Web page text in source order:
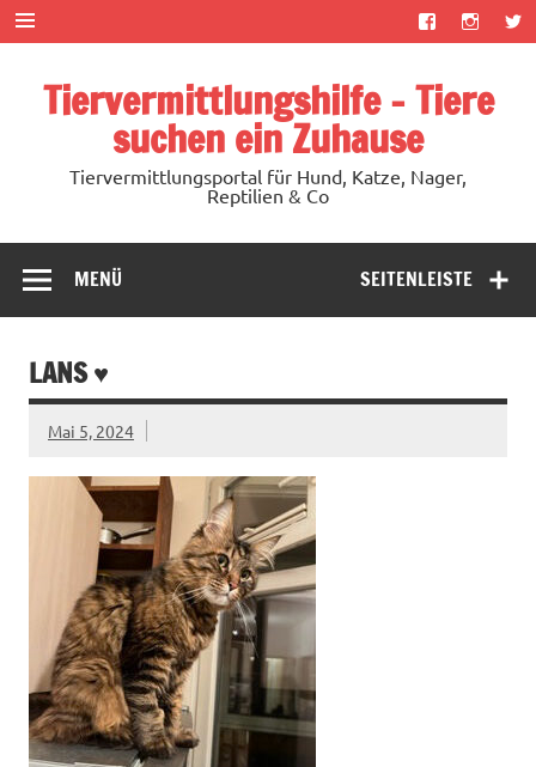
Zum
Inhalt
springen
Tiervermittlungshilfe – Tiere
suchen ein Zuhause
Tiervermittlungsportal für Hund, Katze, Nager,
Reptilien & Co
SEITENLEISTE
MENÜ
LANS ♥
Mai 5, 2024